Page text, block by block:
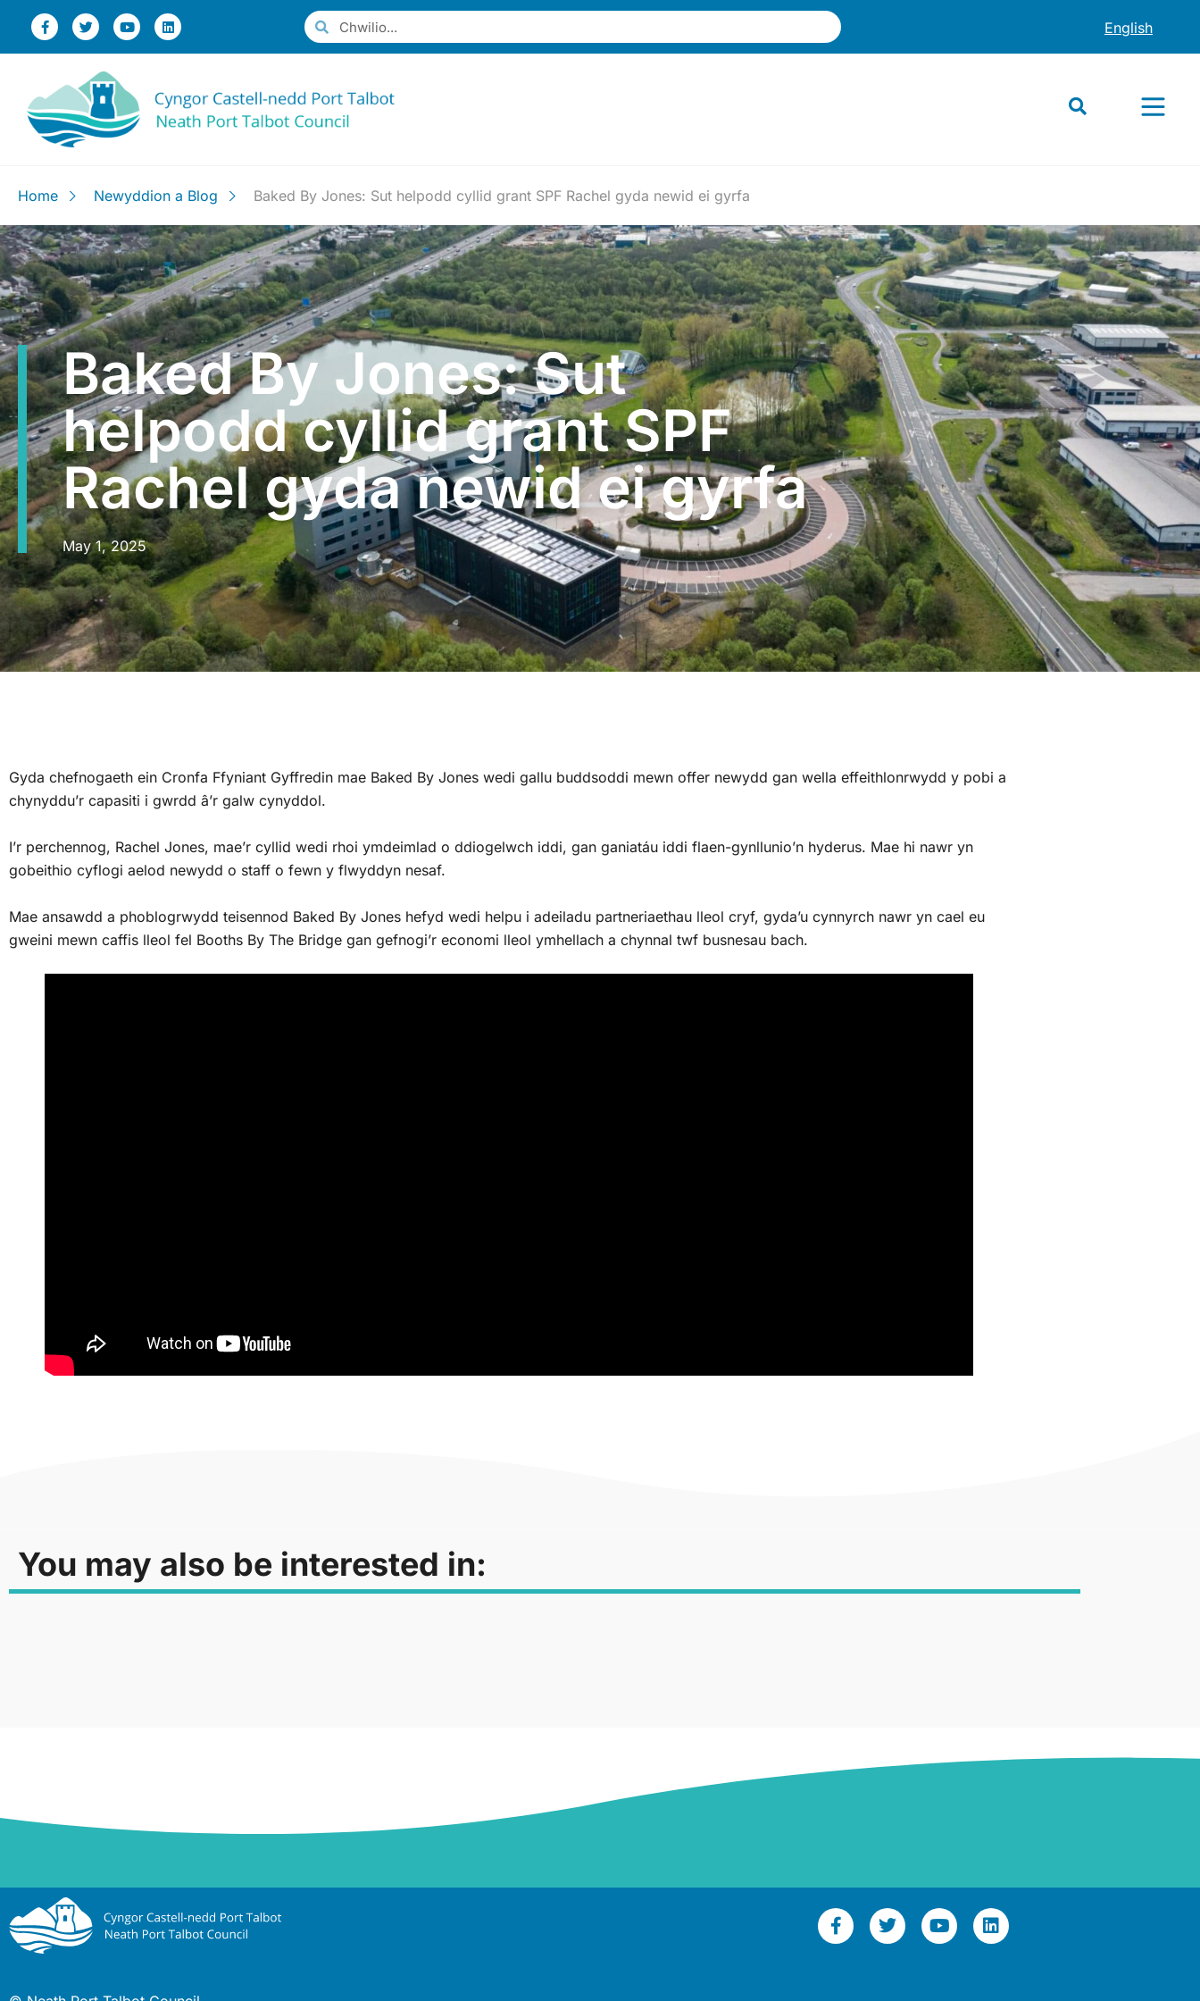
English
Home Newyddion a Blog Baked By Jones: Sut helpodd cyllid grant SPF Rachel gyda newid ei gyrfa
Baked By Jones: Sut
helpodd cyllid grant SPF
Rachel gyda newid ei gyrfa
May 1, 2025
Gyda chefnogaeth ein Cronfa Ffyniant Gyffredin mae Baked By Jones wedi gallu buddsoddi mewn offer newydd gan wella effeithlonrwydd y pobi a
chynyddu’r capasiti i gwrdd â’r galw cynyddol.
I’r perchennog, Rachel Jones, mae’r cyllid wedi rhoi ymdeimlad o ddiogelwch iddi, gan ganiatáu iddi flaen-gynllunio’n hyderus. Mae hi nawr yn
gobeithio cyflogi aelod newydd o staff o fewn y flwyddyn nesaf.
Mae ansawdd a phoblogrwydd teisennod Baked By Jones hefyd wedi helpu i adeiladu partneriaethau lleol cryf, gyda’u cynnyrch nawr yn cael eu
gweini mewn caffis lleol fel Booths By The Bridge gan gefnogi’r economi lleol ymhellach a chynnal twf busnesau bach.
You may also be interested in: